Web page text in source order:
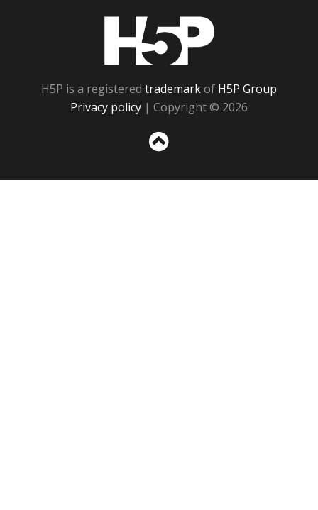
H5P is a registered trademarkof H5P Group
Privacy policy | Copyright © 2026